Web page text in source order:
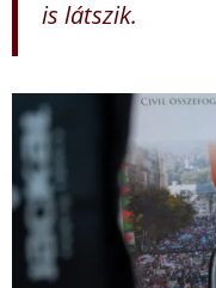
is látszik.